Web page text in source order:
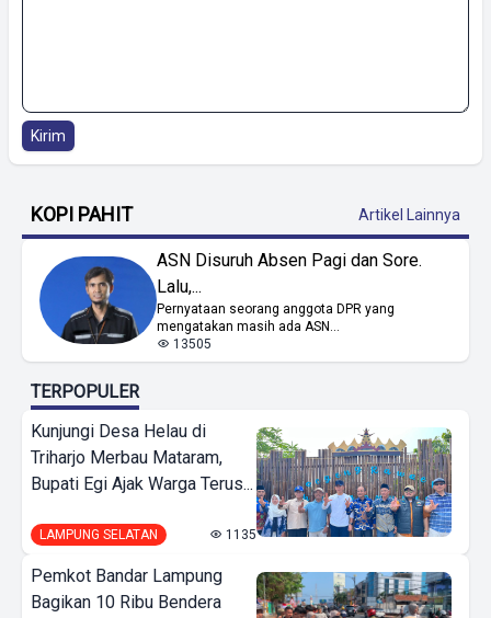
Kirim
KOPI PAHIT Artikel Lainnya
ASN Disuruh Absen Pagi dan Sore.
Lalu,...
Pernyataan seorang anggota DPR yang
mengatakan masih ada ASN...
13505
TERPOPULER
Kunjungi Desa Helau di
Triharjo Merbau Mataram,
Bupati Egi Ajak Warga Terus...
LAMPUNG SELATAN 1135
Pemkot Bandar Lampung
Bagikan 10 Ribu Bendera